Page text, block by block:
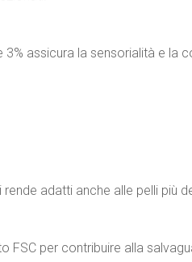
assicura la sensorialità e la
adatti anche alle pelli più
per contribuire alla